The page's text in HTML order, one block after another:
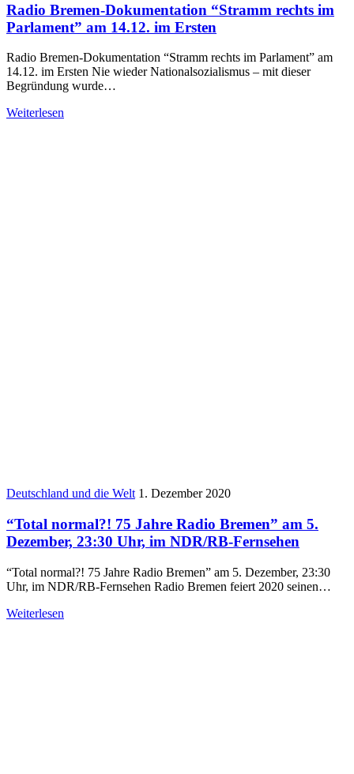
Radio Bremen-Dokumentation “Stramm rechts im
Parlament” am 14.12. im Ersten
Radio Bremen-Dokumentation “Stramm rechts im Parlament” am
14.12. im Ersten Nie wieder Nationalsozialismus – mit dieser
Begründung wurde…
Weiterlesen
Deutschland und die Welt 1. Dezember 2020
“Total normal?! 75 Jahre Radio Bremen” am 5.
Dezember, 23:30 Uhr, im NDR/RB-Fernsehen
“Total normal?! 75 Jahre Radio Bremen” am 5. Dezember, 23:30
Uhr, im NDR/RB-Fernsehen Radio Bremen feiert 2020 seinen…
Weiterlesen